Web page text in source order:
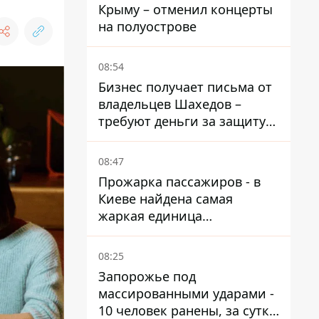
Крыму – отменил концерты
на полуострове
08:54
Бизнес получает письма от
владельцев Шахедов –
требуют деньги за защиту
от атак
08:47
Прожарка пассажиров - в
Киеве найдена самая
жаркая единица
общественного транспорта
08:25
Запорожье под
массированными ударами -
10 человек ранены, за сутки